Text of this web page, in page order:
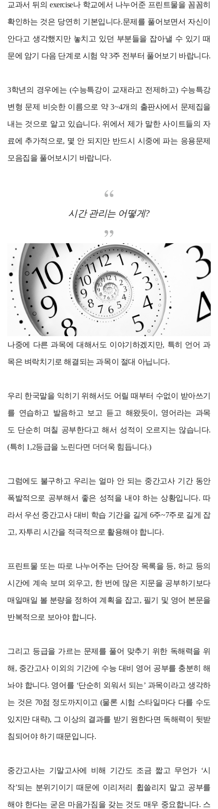
교과서 뒤의 exercise나 학교에서 나누어준 프린트물을 꼼꼼히
확인하는 것은 당연히 기본입니다.문제를 풀어보면서 자신이
안다고 생각했지만 놓치고 있던 부분들을 잡아낼 수 있기 때
문에 암기 다음 단계로 시험 약 3주 전부터 풀어보기 바랍니다.
3학년의 경우에는 (수능특강이 교재라고 전제하고) 수능특강
변형 문제 비슷한 이름으로 약 3~4개의 출판사에서 문제집을
내는 것으로 알고 있습니다. 위에서 제가 말한 사이트들의 자
료에 추가적으로, 몇 안 되지만 반드시 시중에 파는 응용문제
모음집을 풀어보시기 바랍니다.
시간 관리는 어떻게?
나중에 다른 과목에 대해서도 이야기하겠지만, 특히 언어 과
목은 벼락치기로 해결되는 과목이 절대 아닙니다.
우리 한국말을 익히기 위해서도 어릴 때부터 수없이 받아쓰기
를 연습하고 발음하고 보고 듣고 해왔듯이, 영어라는 과목
도 단순히 며칠 공부한다고 해서 성적이 오르지는 않습니다.
(특히 1,2등급을 노린다면 더더욱 힘듭니다.)
그럼에도 불구하고 우리는 얼마 안 되는 중간고사 기간 동안
폭발적으로 공부해서 좋은 성적을 내야 하는 상황입니다. 따
라서 우선 중간고사 대비 학습 기간을 길게 6주~7주로 길게 잡
고, 자투리 시간을 적극적으로 활용해야 합니다.
프린트물 또는 따로 나누어주는 단어장 목록을 등, 하교 등의
시간에 계속 보며 외우고, 한 번에 많은 지문을 공부하기보다
매일매일 볼 분량을 정하여 계획을 잡고, 필기 및 영어 본문을
반복적으로 보아야 합니다.
그리고 등급을 가르는 문제를 풀어 맞추기 위한 독해력을 위
해, 중간고사 이외의 기간에 수능 대비 영어 공부를 충분히 해
놔야 합니다. 영어를 ‘단순히 외워서 되는’ 과목이라고 생각하
는 것은 70점 정도까지이고 (물론 시험 스타일마다 다를 수도
있지만 대략), 그 이상의 결과를 받기 원한다면 독해력이 뒷받
침되어야 하기 때문입니다.
중간고사는 기말고사에 비해 기간도 조금 짧고 무언가 ‘시
작’되는 분위기이기 때문에 이리저리 휩쓸리지 말고 공부를
해야 한다는 굳은 마음가짐을 갖는 것도 매우 중요합니다. 스